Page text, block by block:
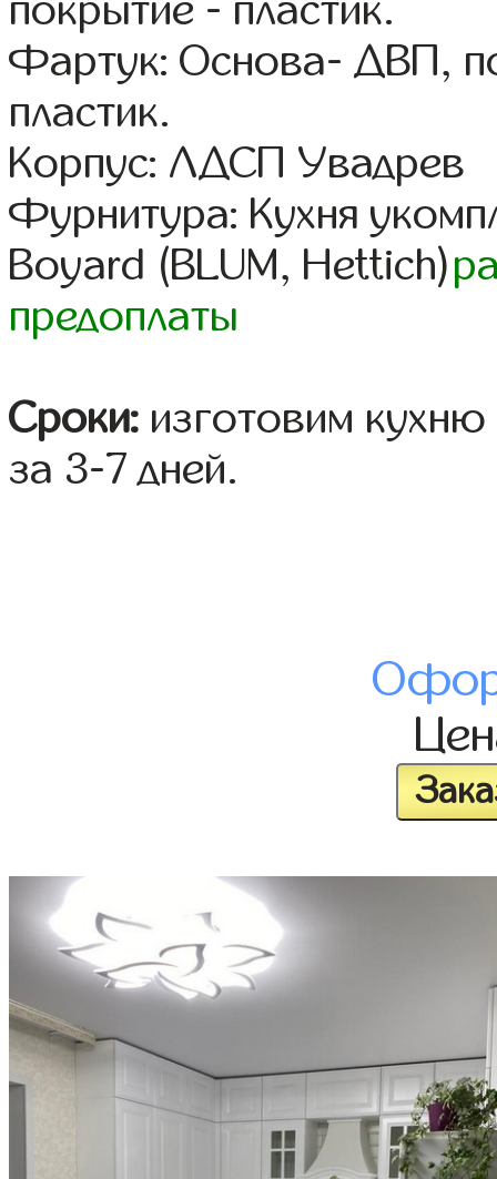
покрытие - пластик.
Фартук: Основа- ДВП,
пластик.
Корпус: ЛДСП Увадрев
Фурнитура: Кухня
Boyard (BLUM, Hettich)
предоплаты
Сроки: изготовим
за 3-7 дней.